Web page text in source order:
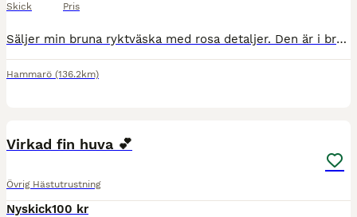
Skick Pris
Säljer min bruna ryktväska med rosa detaljer. Den är i bra skick. Görs såklart rent om någon är intresserad! 💗 Nypris:170kr Mitt pris: 50kr Köparen står för frakten, hör av er vid frågor eller funde
Hammarö (136.2km)
Virkad fin huva 💕
Övrig Hästutrustning
Nyskick100 kr